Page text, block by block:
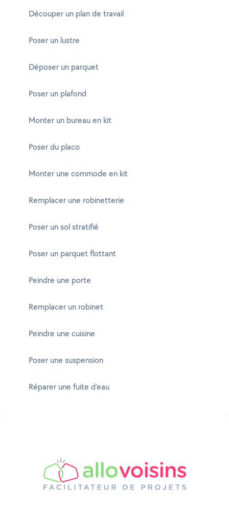
Découper un plan de travail
Poser un lustre
Déposer un parquet
Poser un plafond
Monter un bureau en kit
Poser du placo
Monter une commode en kit
Remplacer une robinetterie
Poser un sol stratifié
Poser un parquet flottant
Peindre une porte
Remplacer un robinet
Peindre une cuisine
Poser une suspension
Réparer une fuite d'eau